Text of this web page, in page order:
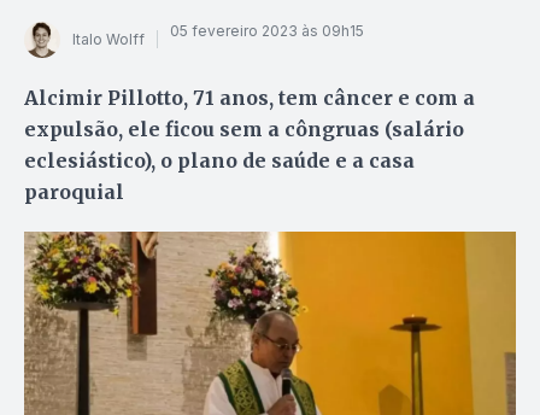
Italo Wolff 05 fevereiro 2023 às 09h15
Alcimir Pillotto, 71 anos, tem câncer e com a
expulsão, ele ficou sem a côngruas (salário
eclesiástico), o plano de saúde e a casa
paroquial